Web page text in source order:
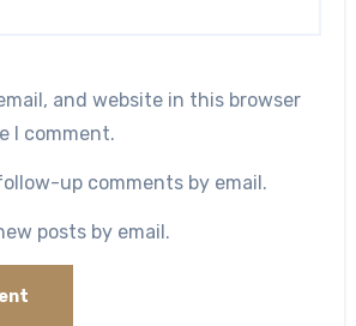
and website in this browser
I comment.
up comments by email.
posts by email.